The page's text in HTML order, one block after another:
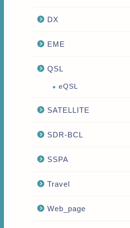
DX
EME
QSL
eQSL
SATELLITE
SDR-BCL
SSPA
Travel
Web_page